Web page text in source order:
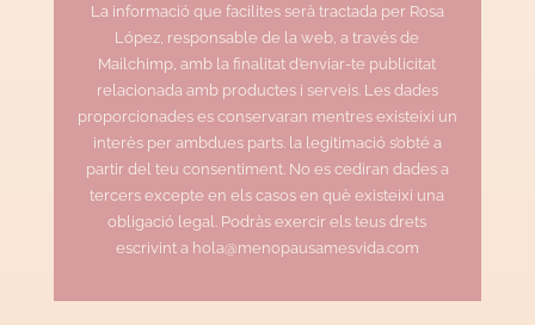
La informació que facilites serà tractada per Rosa
López, responsable de la web, a través de
Mailchimp, amb la finalitat d’enviar-te publicitat
relacionada amb productes i serveis. Les dades
proporcionades es conservaran mentres existeixi un
interès per ambdues parts. la legitimació s’obté a
partir del teu consentiment. No es cediran dades a
tercers excepte en els casos en què existeixi una
obligació legal. Podràs exercir els teus drets
escrivint a hola@menopausamesvida.com